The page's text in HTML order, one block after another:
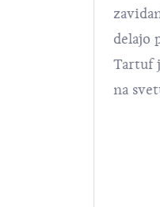
delajo
Tartuf
na